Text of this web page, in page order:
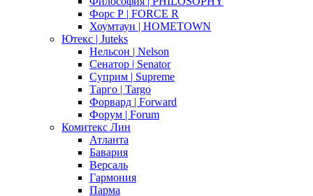
Форс Р | FORCE R
Хоумтаун | HOMETOWN
Ютекс | Juteks
Нельсон | Nelson
Сенатор | Senator
Суприм | Supreme
Тарго | Targo
Форвард | Forward
Форум | Forum
Комитекс Лин
Атланта
Бавария
Версаль
Гармония
Парма